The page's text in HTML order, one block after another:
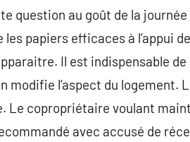
question au goût de la
papiers efficaces à l’appui
Il est indispensable de
modifie l’aspect du logement.
Le copropriétaire voulant
avec accusé de